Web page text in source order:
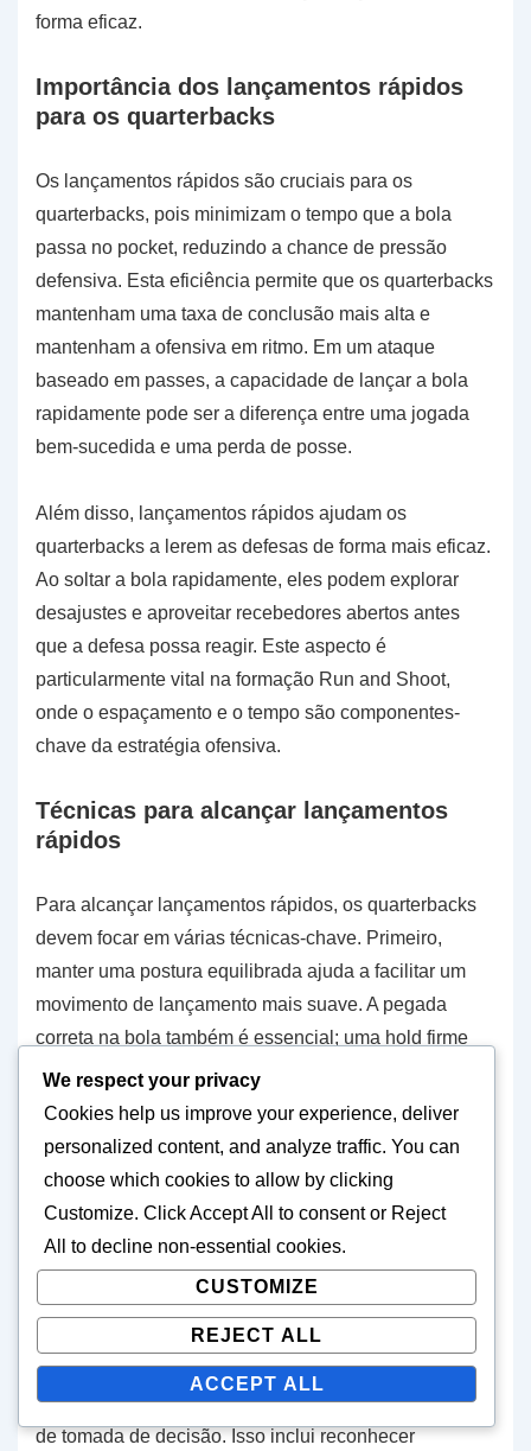
forma eficaz.
Importância dos lançamentos rápidos
para os quarterbacks
Os lançamentos rápidos são cruciais para os
quarterbacks, pois minimizam o tempo que a bola
passa no pocket, reduzindo a chance de pressão
defensiva. Esta eficiência permite que os quarterbacks
mantenham uma taxa de conclusão mais alta e
mantenham a ofensiva em ritmo. Em um ataque
baseado em passes, a capacidade de lançar a bola
rapidamente pode ser a diferença entre uma jogada
bem-sucedida e uma perda de posse.
Além disso, lançamentos rápidos ajudam os
quarterbacks a lerem as defesas de forma mais eficaz.
Ao soltar a bola rapidamente, eles podem explorar
desajustes e aproveitar recebedores abertos antes
que a defesa possa reagir. Este aspecto é
particularmente vital na formação Run and Shoot,
onde o espaçamento e o tempo são componentes-
chave da estratégia ofensiva.
Técnicas para alcançar lançamentos
rápidos
Para alcançar lançamentos rápidos, os quarterbacks
devem focar em várias técnicas-chave. Primeiro,
manter uma postura equilibrada ajuda a facilitar um
movimento de lançamento mais suave. A pegada
correta na bola também é essencial; uma hold firme
mas relaxada permite lançamentos mais rápidos.
Praticar exercícios de movimentação para
melhorar a mobilidade e o equilíbrio.
Incorporar exercícios de estalo de pulso para
melhorar a velocidade da bola.
Utilizar técnicas de rotação do ombro para gerar
potência sem sacrificar a velocidade.
Além disso, os quarterbacks devem desenvolver uma
lista de verificação mental para agilizar o seu processo
de tomada de decisão. Isso inclui reconhecer
We respect your privacy
Cookies help us improve your experience, deliver
personalized content, and analyze traffic. You can
choose which cookies to allow by clicking
Customize. ClickAccept All to consent or Reject
All
to decline non-essential cookies.
CUSTOMIZE
REJECT ALL
ACCEPT ALL